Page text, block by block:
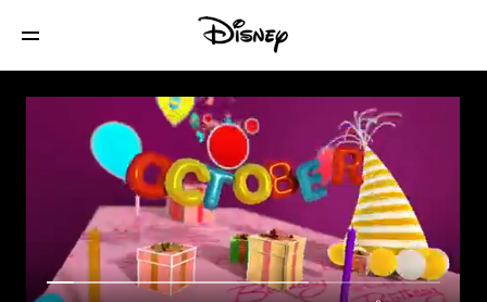
สมุดอวยพรวันเกิดดิสนีย์ประจำเดือนตุลาคม
2562 อัลบั้ม 7